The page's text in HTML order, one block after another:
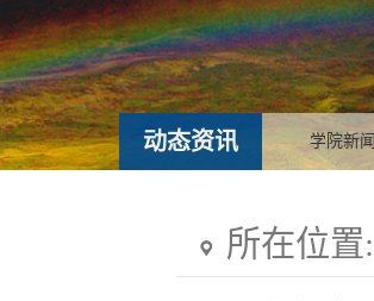
动态资讯 学院新闻
所在位置: